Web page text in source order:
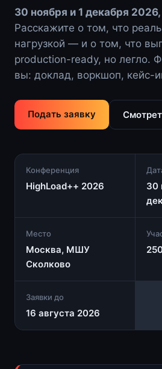
30 ноября и 1 декабря
Расскажите о том, что
нагрузкой — и о том, что
production-ready, но легло.
вы: доклад, воркшоп, кейс-
Подать заявку
Конференция
HighLoad++ 2026
30
Место
Москва, МШУ
Сколково
Заявки до
16 августа 2026